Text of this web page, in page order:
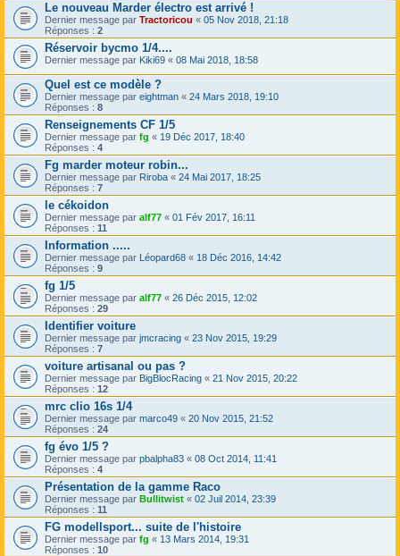
Le nouveau Marder électro est arrivé !
Dernier message par Tractoricou « 05 Nov 2018, 21:18
Réponses : 2
Réservoir bycmo 1/4....
Dernier message par Kiki69 « 08 Mai 2018, 18:58
Quel est ce modèle ?
Dernier message par eightman « 24 Mars 2018, 19:10
Réponses : 8
Renseignements CF 1/5
Dernier message par fg « 19 Déc 2017, 18:40
Réponses : 4
Fg marder moteur robin...
Dernier message par Riroba « 24 Mai 2017, 18:25
Réponses : 7
le cékoidon
Dernier message par alf77 « 01 Fév 2017, 16:11
Réponses : 11
Information .....
Dernier message par Léopard68 « 18 Déc 2016, 14:42
Réponses : 9
fg 1/5
Dernier message par alf77 « 26 Déc 2015, 12:02
Réponses : 29
Identifier voiture
Dernier message par jmcracing « 23 Nov 2015, 19:29
Réponses : 7
voiture artisanal ou pas ?
Dernier message par BigBlocRacing « 21 Nov 2015, 20:22
Réponses : 12
mrc clio 16s 1/4
Dernier message par marco49 « 20 Nov 2015, 21:52
Réponses : 24
fg évo 1/5 ?
Dernier message par pbalpha83 « 08 Oct 2014, 11:41
Réponses : 4
Présentation de la gamme Raco
Dernier message par Bullitwist « 02 Juil 2014, 23:39
Réponses : 11
FG modellsport... suite de l'histoire
Dernier message par fg « 13 Mars 2014, 19:31
Réponses : 10